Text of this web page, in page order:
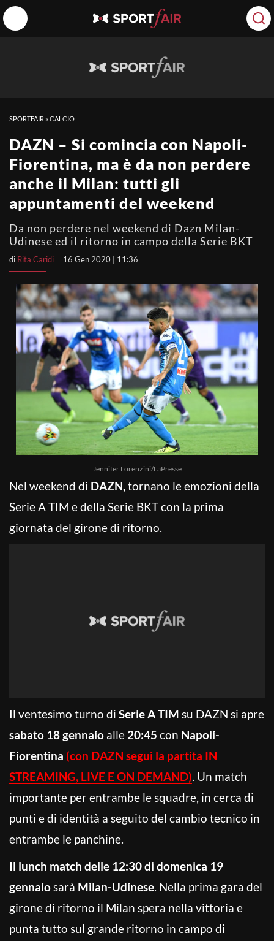
SPORTFAIR »CALCIO
DAZN – Si comincia con Napoli-
Fiorentina, ma è da non perdere
anche il Milan: tutti gli
appuntamenti del weekend
Da non perdere nel weekend di Dazn Milan-
Udinese ed il ritorno in campo della Serie BKT
di Rita Caridi 16 Gen 2020 | 11:36
Jennifer Lorenzini/LaPresse
Nel weekend di DAZN,tornano le emozioni della
Serie A TIM e della Serie BKT con la prima
giornata del girone di ritorno.
Il ventesimo turno di Serie A TIM su DAZN si apre
sabato 18 gennaio alle 20:45 con Napoli-
Fiorentina (con DAZN segui la partita IN
STREAMING, LIVE E ON DEMAND). Un match
importante per entrambe le squadre, in cerca di
punti e di identità a seguito del cambio tecnico in
entrambe le panchine.
Il lunch match delle 12:30 di domenica 19
gennaiosarà Milan-Udinese. Nella prima gara del
girone di ritorno il Milan spera nella vittoria e
punta tutto sul grande ritorno in campo di